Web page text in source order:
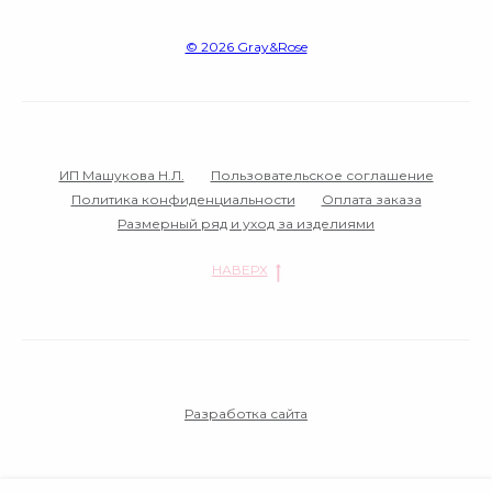
© 2026 Gray&Rose‌
ИП Машукова Н.Л.
Пользовательское соглашение
Политика конфиденциальности
Оплата заказа
Размерный ряд и уход за изделиями
НАВЕРХ
Разработка сайта